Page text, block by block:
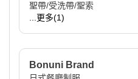
聖帶/受洗帶/聖索
...更多(1)
Bonuni Brand